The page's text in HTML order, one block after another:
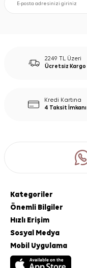
2249 TL Üzeri
Ücretsiz Kargo
Kredi Kartına
4 Taksit İmkanı
Kategoriler
Önemli Bilgiler
Hızlı Erişim
Sosyal Medya
Mobil Uygulama